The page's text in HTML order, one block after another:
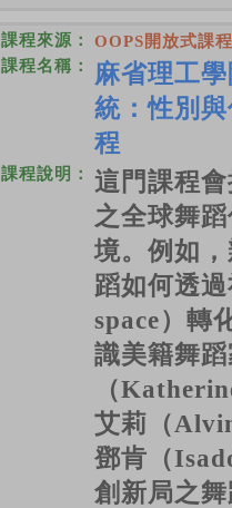
課程來源：
OOPS開放式課
課程名稱：
麻省理工
統：性別
程
課程說明：
這門課程
之全球舞
境。例如
蹈如何透
space）轉
識美籍舞
（
艾莉（
鄧肯（
創新局之